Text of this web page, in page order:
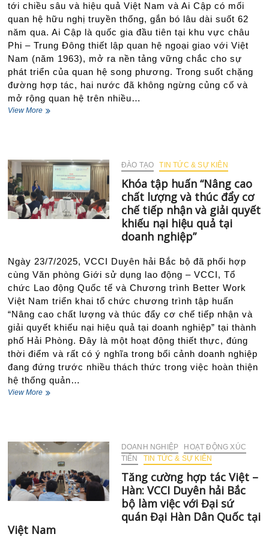
dựng
KPI
tối
ưu
nhất
nay”
tới chiều sâu và hiệu quả Việt Nam và Ai Cập có mối
quan hệ hữu nghị truyền thống, gắn bó lâu dài suốt 62
năm qua. Ai Cập là quốc gia đầu tiên tại khu vực châu
Phi – Trung Đông thiết lập quan hệ ngoại giao với Việt
Nam (năm 1963), mở ra nền tảng vững chắc cho sự
phát triển của quan hệ song phương. Trong suốt chặng
đường hợp tác, hai nước đã không ngừng củng cố và
mở rộng quan hệ trên nhiều…
View MoreĐại
đoàn
Thương
mại
và
Công
nghiệp
nhánh
Duyên
Bắc
bộ
–
đến
chúc
và
tặng
hoa
Đại
tại
Việt
Nam
ĐÀO TẠO TIN TỨC & SỰ KIÊN
Khóa tập huấn “Nâng cao
chất lượng và thúc đẩy cơ
chế tiếp nhận và giải quyết
khiếu nại hiệu quả tại
doanh nghiệp”
Ngày 23/7/2025, VCCI Duyên hải Bắc bộ đã phối hợp
cùng Văn phòng Giới sử dụng lao động – VCCI, Tổ
chức Lao động Quốc tế và Chương trình Better Work
Việt Nam triển khai tổ chức chương trình tập huấn
“Nâng cao chất lượng và thúc đẩy cơ chế tiếp nhận và
giải quyết khiếu nại hiệu quả tại doanh nghiệp” tại thành
phố Hải Phòng. Đây là một hoạt động thiết thực, đúng
thời điểm và rất có ý nghĩa trong bối cảnh doanh nghiệp
đang đứng trước nhiều thách thức trong việc hoàn thiện
hệ thống quản…
View MoreKhóa
chất
lượng
thúc
đẩy
cơ
nhận
DOANH NGHIỆP
HOẠT ĐỘNG XÚC
TIẾN
TIN TỨC & SỰ KIÊN
Tăng cường hợp tác Việt –
Hàn: VCCI Duyên hải Bắc
bộ làm việc với Đại sứ
quán Đại Hàn Dân Quốc tại
Việt Nam